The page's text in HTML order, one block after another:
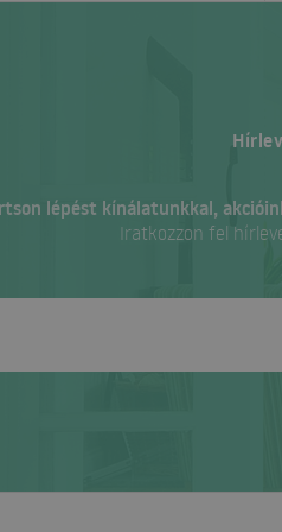
lépést kínálatunkkal,
Iratkozzon fel